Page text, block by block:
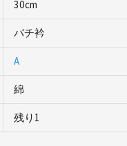
30cm
バチ衿
A
綿
残り1